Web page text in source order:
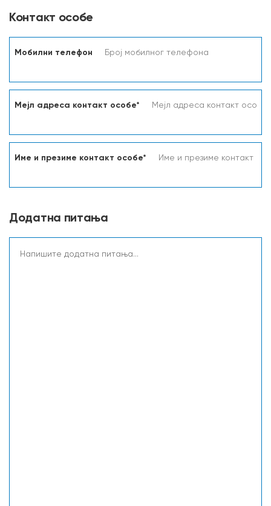
Контакт особе
Мобилни телефон
Мејл адреса контакт особе*
Име и презиме контакт особе*
Додатна питања